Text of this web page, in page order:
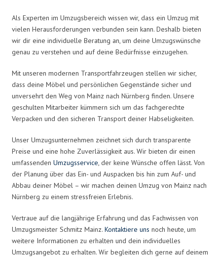
Als Experten im Umzugsbereich wissen wir, dass ein Umzug mit
vielen Herausforderungen verbunden sein kann. Deshalb bieten
wir dir eine individuelle Beratung an, um deine Umzugswünsche
genau zu verstehen und auf deine Bedürfnisse einzugehen.
Mit unseren modernen Transportfahrzeugen stellen wir sicher,
dass deine Möbel und persönlichen Gegenstände sicher und
unversehrt den Weg von Mainz nach Nürnberg finden. Unsere
geschulten Mitarbeiter kümmern sich um das fachgerechte
Verpacken und den sicheren Transport deiner Habseligkeiten.
Unser Umzugsunternehmen zeichnet sich durch transparente
Preise und eine hohe Zuverlässigkeit aus. Wir bieten dir einen
umfassenden Umzugsservice, der keine Wünsche offen lässt. Von
der Planung über das Ein- und Auspacken bis hin zum Auf- und
Abbau deiner Möbel – wir machen deinen Umzug von Mainz nach
Nürnberg zu einem stressfreien Erlebnis.
Vertraue auf die langjährige Erfahrung und das Fachwissen von
Umzugsmeister Schmitz Mainz. Kontaktiere uns noch heute, um
weitere Informationen zu erhalten und dein individuelles
Umzugsangebot zu erhalten. Wir begleiten dich gerne auf deinem